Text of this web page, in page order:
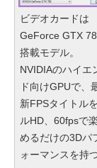
ビデオカードは
GeForce GTX
搭載モデル。
NVIDIAのハイエ
ド向けGPUで、
新FPSタイトル
ルHD、60fpsで
めるだけの3Dパ
ォーマンスを持